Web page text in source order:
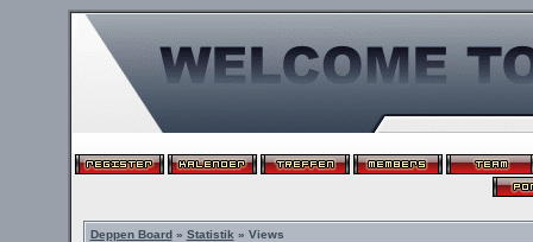
Deppen Board» Statistik » Views